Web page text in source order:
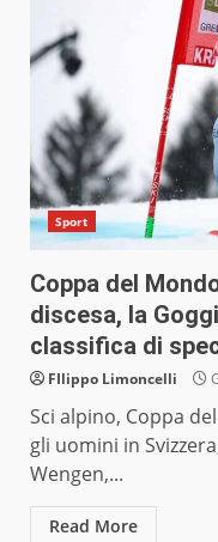
Sport
Coppa del
discesa, la
classifica di
FIlippo Limoncelli
Sci alpino, Coppa
gli uomini in
Wengen,...
Read More